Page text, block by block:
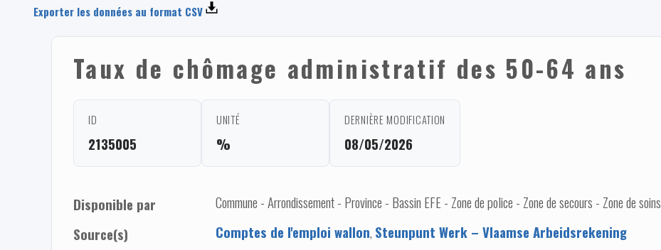
Exporter les données au format CSV
Taux de chômage administratif des 50-64 ans
ID
2135005
UNITÉ
%
DERNIÈRE MODIFICATION
08/05/2026
Disponible par
Commune - Arrondissement - Province - Bassin EFE - Zone de police - Zone de secours - Zone de soins
Source(s)
Comptes de l'emploi wallon, Steunpunt Werk – Vlaamse Arbeidsrekening